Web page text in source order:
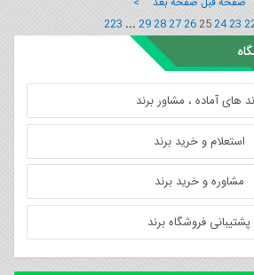
23
24
25
26
27
28
29
...
223
های آماده ، مشاور برند
استعلام و خرید برند
مشاوره و خرید برند
پشتیبانی فروشگاه برند